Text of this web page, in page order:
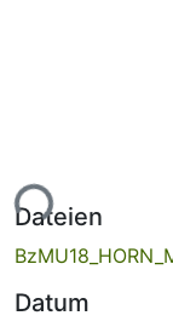
Dateien
Datum